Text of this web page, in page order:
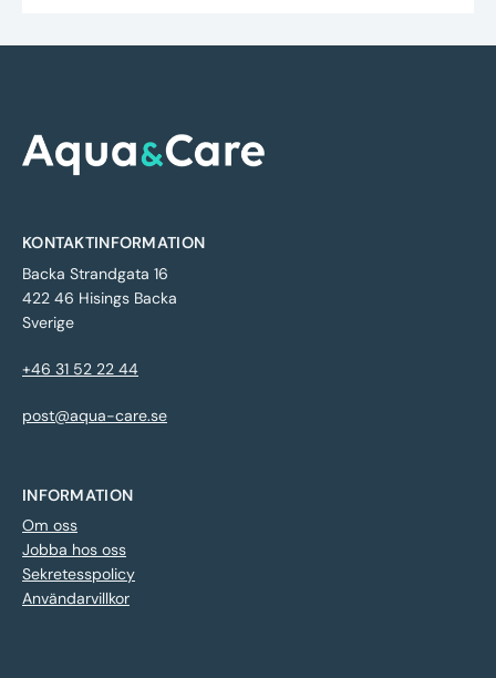
KONTAKTINFORMATION
Backa Strandgata 16
422 46 Hisings Backa
Sverige
+46 31 52 22 44
post@aqua-care.se
INFORMATION
Om oss
Jobba hos oss
Sekretesspolicy
Användarvillkor